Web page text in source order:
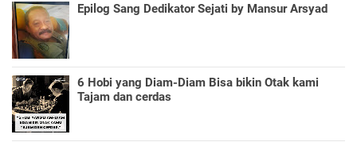
Epilog Sang Dedikator Sejati by Mansur Arsyad
6 Hobi yang Diam-Diam Bisa bikin Otak kami
Tajam dan cerdas